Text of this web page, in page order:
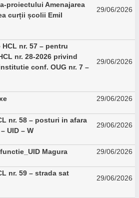
proiectului Amenajarea
curții școlii Emil
29/06/2026
nr. 57 – pentru
nr. 28-2026 privind
conf. OUG nr. 7 –
29/06/2026
29/06/2026
nr. 58 – posturi in afara
UID – W
29/06/2026
Magura 29/06/2026
nr. 59 – strada sat
29/06/2026